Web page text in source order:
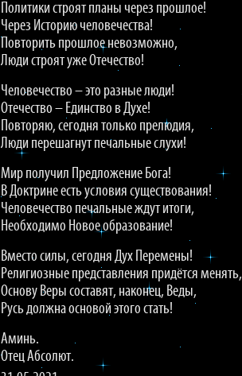
Политики строят планы через прошлое!
Через Историю человечества!
Повторить прошлое невозможно,
Люди строят уже Отечество!
Человечество – это разные люди!
Отечество – Единство в Духе!
Повторяю, сегодня только прелюдия,
Люди перешагнут печальные слухи!
Мир получил Предложение Бога!
В Доктрине есть условия существования!
Человечество печальные ждут итоги,
Необходимо Новое образование!
Вместо силы, сегодня Дух Перемены!
Религиозные представления придётся менять,
Основу Веры составят, наконец, Веды,
Русь должна основой этого стать!
Аминь.
Отец Абсолют.